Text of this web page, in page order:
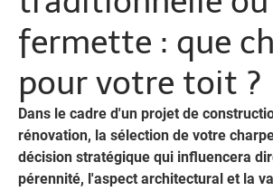
fermette : que
pour votre toit ?
Dans le cadre d'un projet de
rénovation, la sélection de votre
décision stratégique qui influencera
pérennité, l'aspect architectural et la